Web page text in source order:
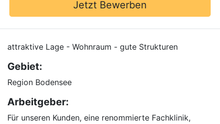
Jetzt Bewerben
attraktive Lage - Wohnraum - gute Strukturen
Gebiet:
Region Bodensee
Arbeitgeber:
Für unseren Kunden, eine renommierte Fachklinik,